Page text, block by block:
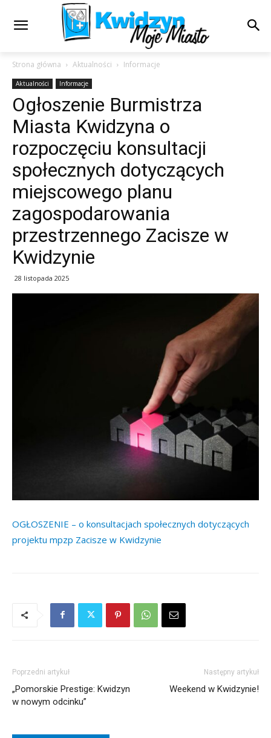
Strona główna Aktualności Informacje
Aktualności Informacje
Ogłoszenie Burmistrza
Miasta Kwidzyna o
rozpoczęciu konsultacji
społecznych dotyczących
miejscowego planu
zagospodarowania
przestrzennego Zacisze w
Kwidzynie
28 listopada 2025
OGŁOSZENIE – o konsultacjach społecznych dotyczących
projektu mpzp Zacisze w Kwidzynie
Poprzedni artykuł
„Pomorskie Prestige: Kwidzyn
w nowym odcinku”
Następny artykuł
Weekend w Kwidzynie!